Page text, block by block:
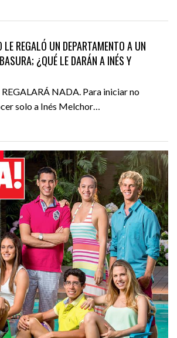
LE REGALÓ UN DEPARTAMENTO A UN
¿QUÉ LE DARÁN A INÉS Y
NADA. Para iniciar no
solo a Inés Melchor…